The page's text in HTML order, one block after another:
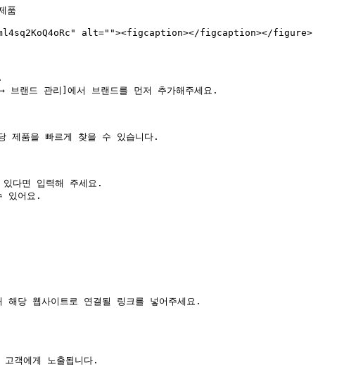
품
alt=""><figcaption></figcaption></figure>
랜드 관리]에서 브랜드를 먼저 추가해주세요.
제품을 빠르게 찾을 수 있습니다.
다면 입력해 주세요.
있어요.
당 웹사이트로 연결될 링크를 넣어주세요.
객에게 노출됩니다.